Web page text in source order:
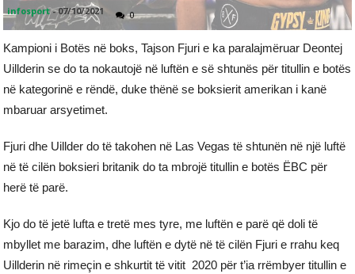
infosport -07/10/2021 0
Kampioni i Botës në boks, Tajson Fjuri e ka paralajmëruar Deontej
Uillderin se do ta nokautojë në luftën e së shtunës për titullin e botës
në kategorinë e rëndë, duke thënë se boksierit amerikan i kanë
mbaruar arsyetimet.
Fjuri dhe Uillder do të takohen në Las Vegas të shtunën në një luftë
në të cilën boksieri britanik do ta mbrojë titullin e botës ËBC për
herë të parë.
Kjo do të jetë lufta e tretë mes tyre, me luftën e parë që doli të
mbyllet me barazim, dhe luftën e dytë në të cilën Fjuri e rrahu keq
Uillderin në rimeçin e shkurtit të vitit 2020 për t’ia rrëmbyer titullin e